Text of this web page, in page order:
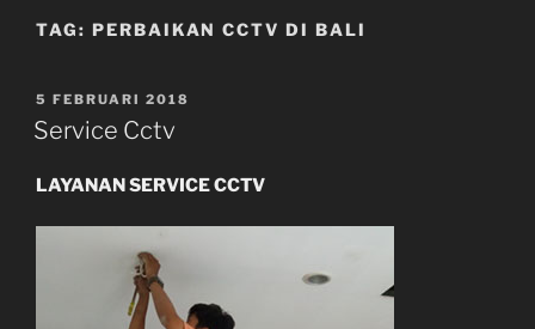
TAG: PERBAIKAN CCTV DI BALI
POSTED
ON
5 FEBRUARI 2018
Service Cctv
LAYANANSERVICE CCTV